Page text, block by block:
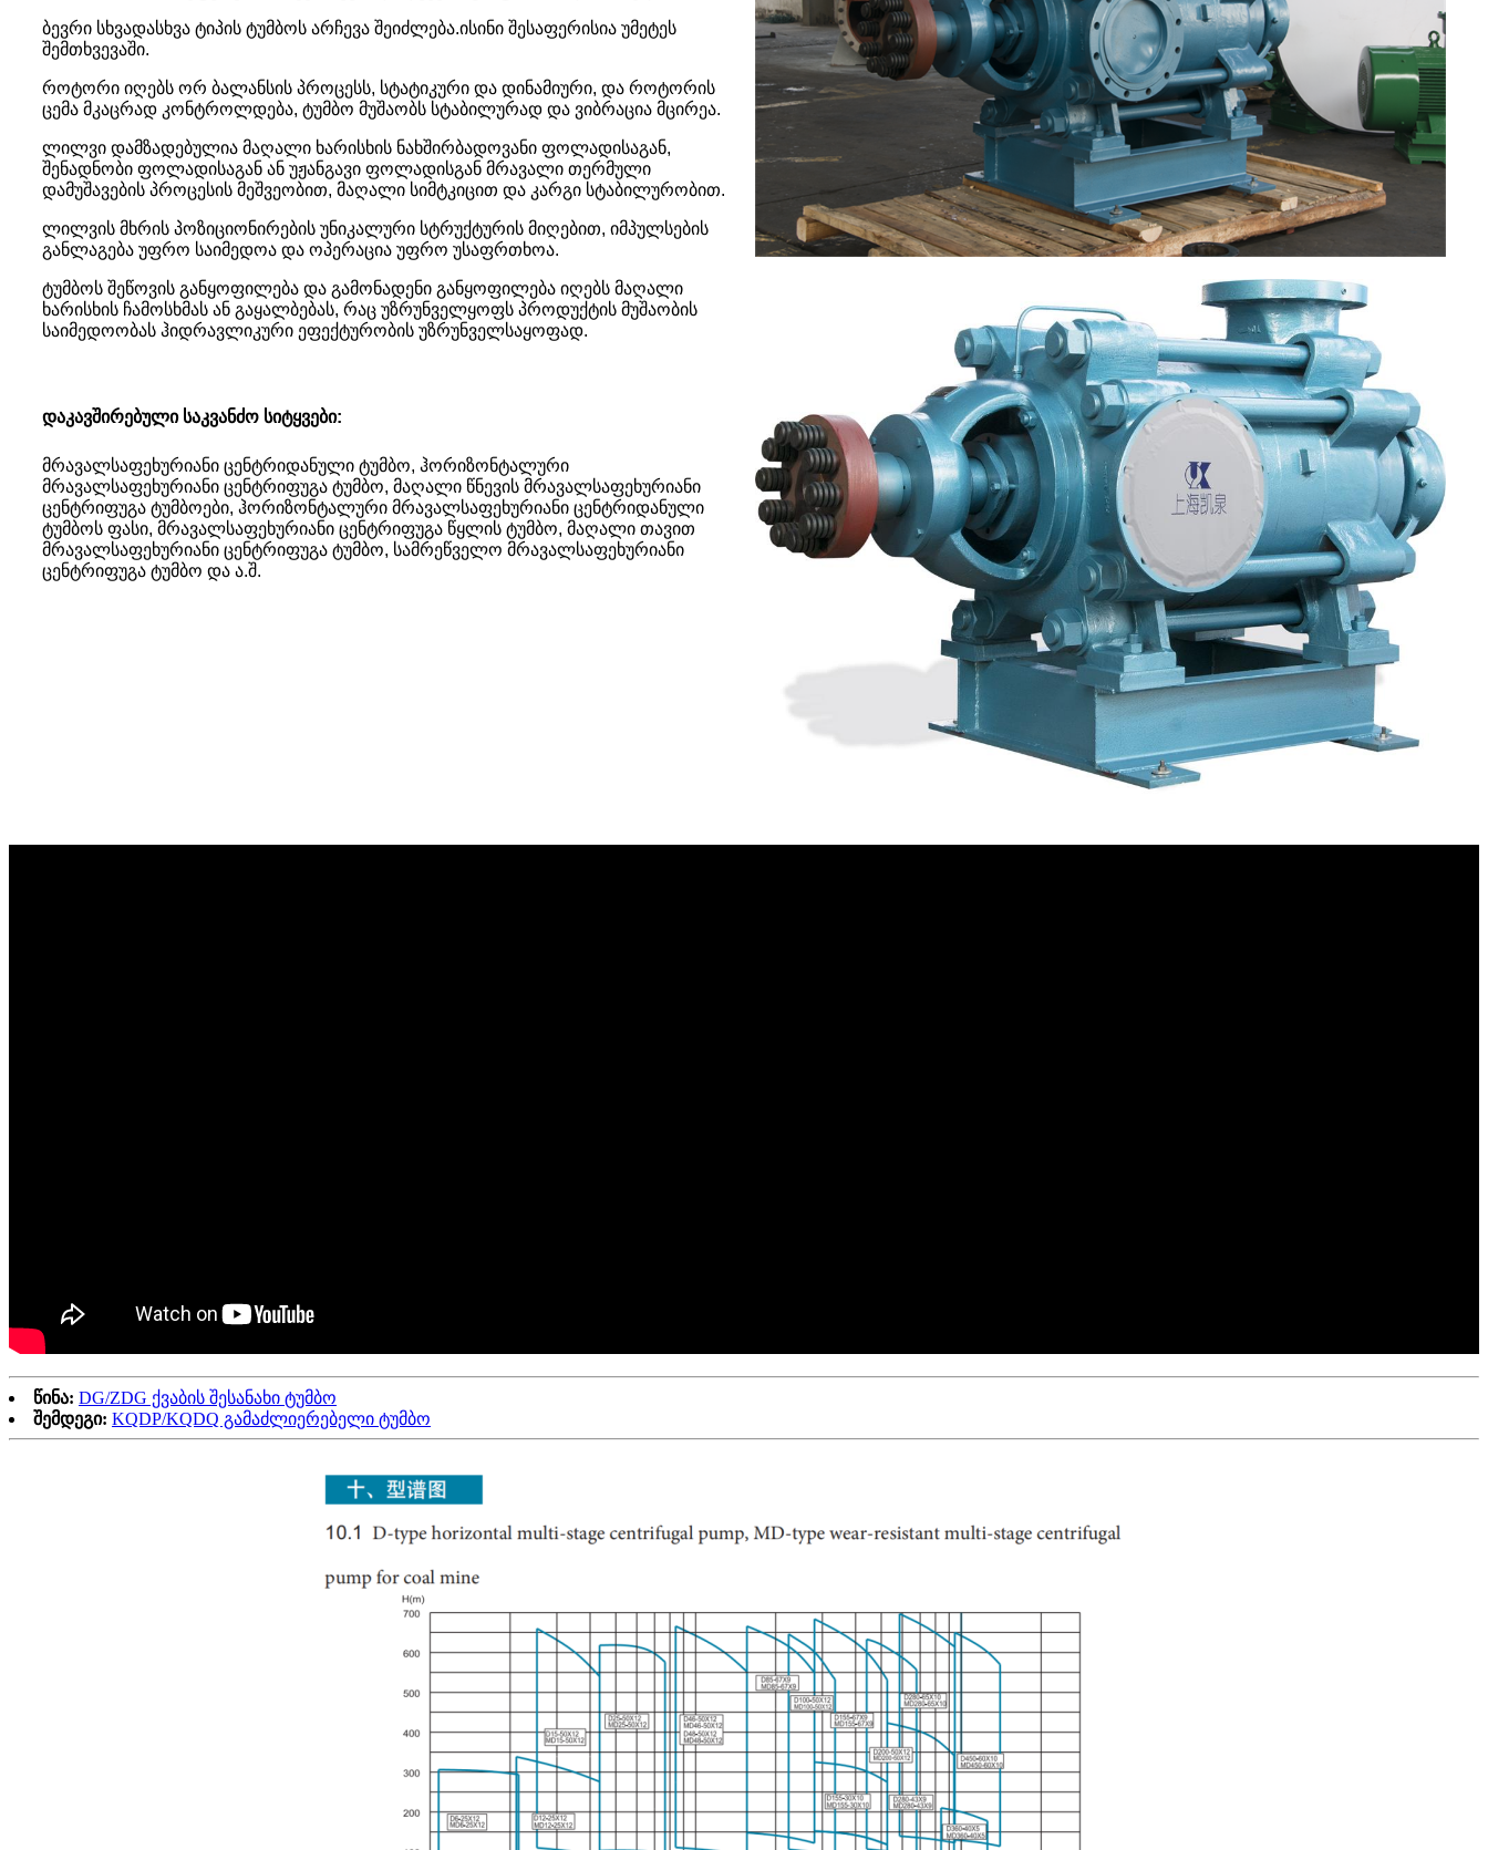
ბევრი სხვადასხვა ტიპის ტუმბოს არჩევა შეიძლება.ისინი შესაფერისია უმეტეს
შემთხვევაში.
როტორი იღებს ორ ბალანსის პროცესს, სტატიკური და დინამიური, და როტორის
ცემა მკაცრად კონტროლდება, ტუმბო მუშაობს სტაბილურად და ვიბრაცია მცირეა.
ლილვი დამზადებულია მაღალი ხარისხის ნახშირბადოვანი ფოლადისაგან,
შენადნობი ფოლადისაგან ან უჟანგავი ფოლადისგან მრავალი თერმული
დამუშავების პროცესის მეშვეობით, მაღალი სიმტკიცით და კარგი სტაბილურობით.
ლილვის მხრის პოზიციონირების უნიკალური სტრუქტურის მიღებით, იმპულსების
განლაგება უფრო საიმედოა და ოპერაცია უფრო უსაფრთხოა.
ტუმბოს შეწოვის განყოფილება და გამონადენი განყოფილება იღებს მაღალი
ხარისხის ჩამოსხმას ან გაყალბებას, რაც უზრუნველყოფს პროდუქტის მუშაობის
საიმედოობას ჰიდრავლიკური ეფექტურობის უზრუნველსაყოფად.
დაკავშირებული საკვანძო სიტყვები:
მრავალსაფეხურიანი ცენტრიდანული ტუმბო, ჰორიზონტალური
მრავალსაფეხურიანი ცენტრიფუგა ტუმბო, მაღალი წნევის მრავალსაფეხურიანი
ცენტრიფუგა ტუმბოები, ჰორიზონტალური მრავალსაფეხურიანი ცენტრიდანული
ტუმბოს ფასი, მრავალსაფეხურიანი ცენტრიფუგა წყლის ტუმბო, მაღალი თავით
მრავალსაფეხურიანი ცენტრიფუგა ტუმბო, სამრეწველო მრავალსაფეხურიანი
ცენტრიფუგა ტუმბო და ა.შ.
წინა: DG/ZDG ქვაბის შესანახი ტუმბო
შემდეგი: KQDP/KQDQ გამაძლიერებელი ტუმბო